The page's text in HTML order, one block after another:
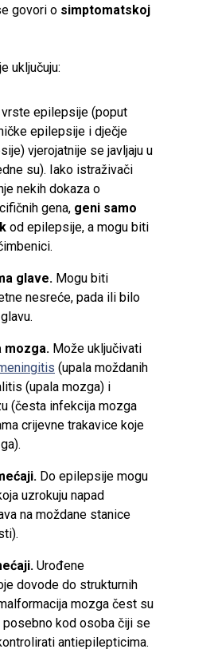
govori o simptomatskoj
uključuju:
vrste epilepsije (poput
epilepsije i dječje
vjerojatnije se javljaju u
su). Iako istraživači
nekih dokaza o
gena, geni samo
od epilepsije, a mogu biti
glave. Mogu biti
nesreće, pada ili bilo
mozga. Može uključivati ​​
(upala moždanih
(upala mozga) i
(česta infekcija mozga
crijevne trakavice koje
Do epilepsije mogu
uzrokuju napad
na moždane stanice
Urođene
dovode do strukturnih
mozga čest su
kod osoba čiji se
antiepilepticima.